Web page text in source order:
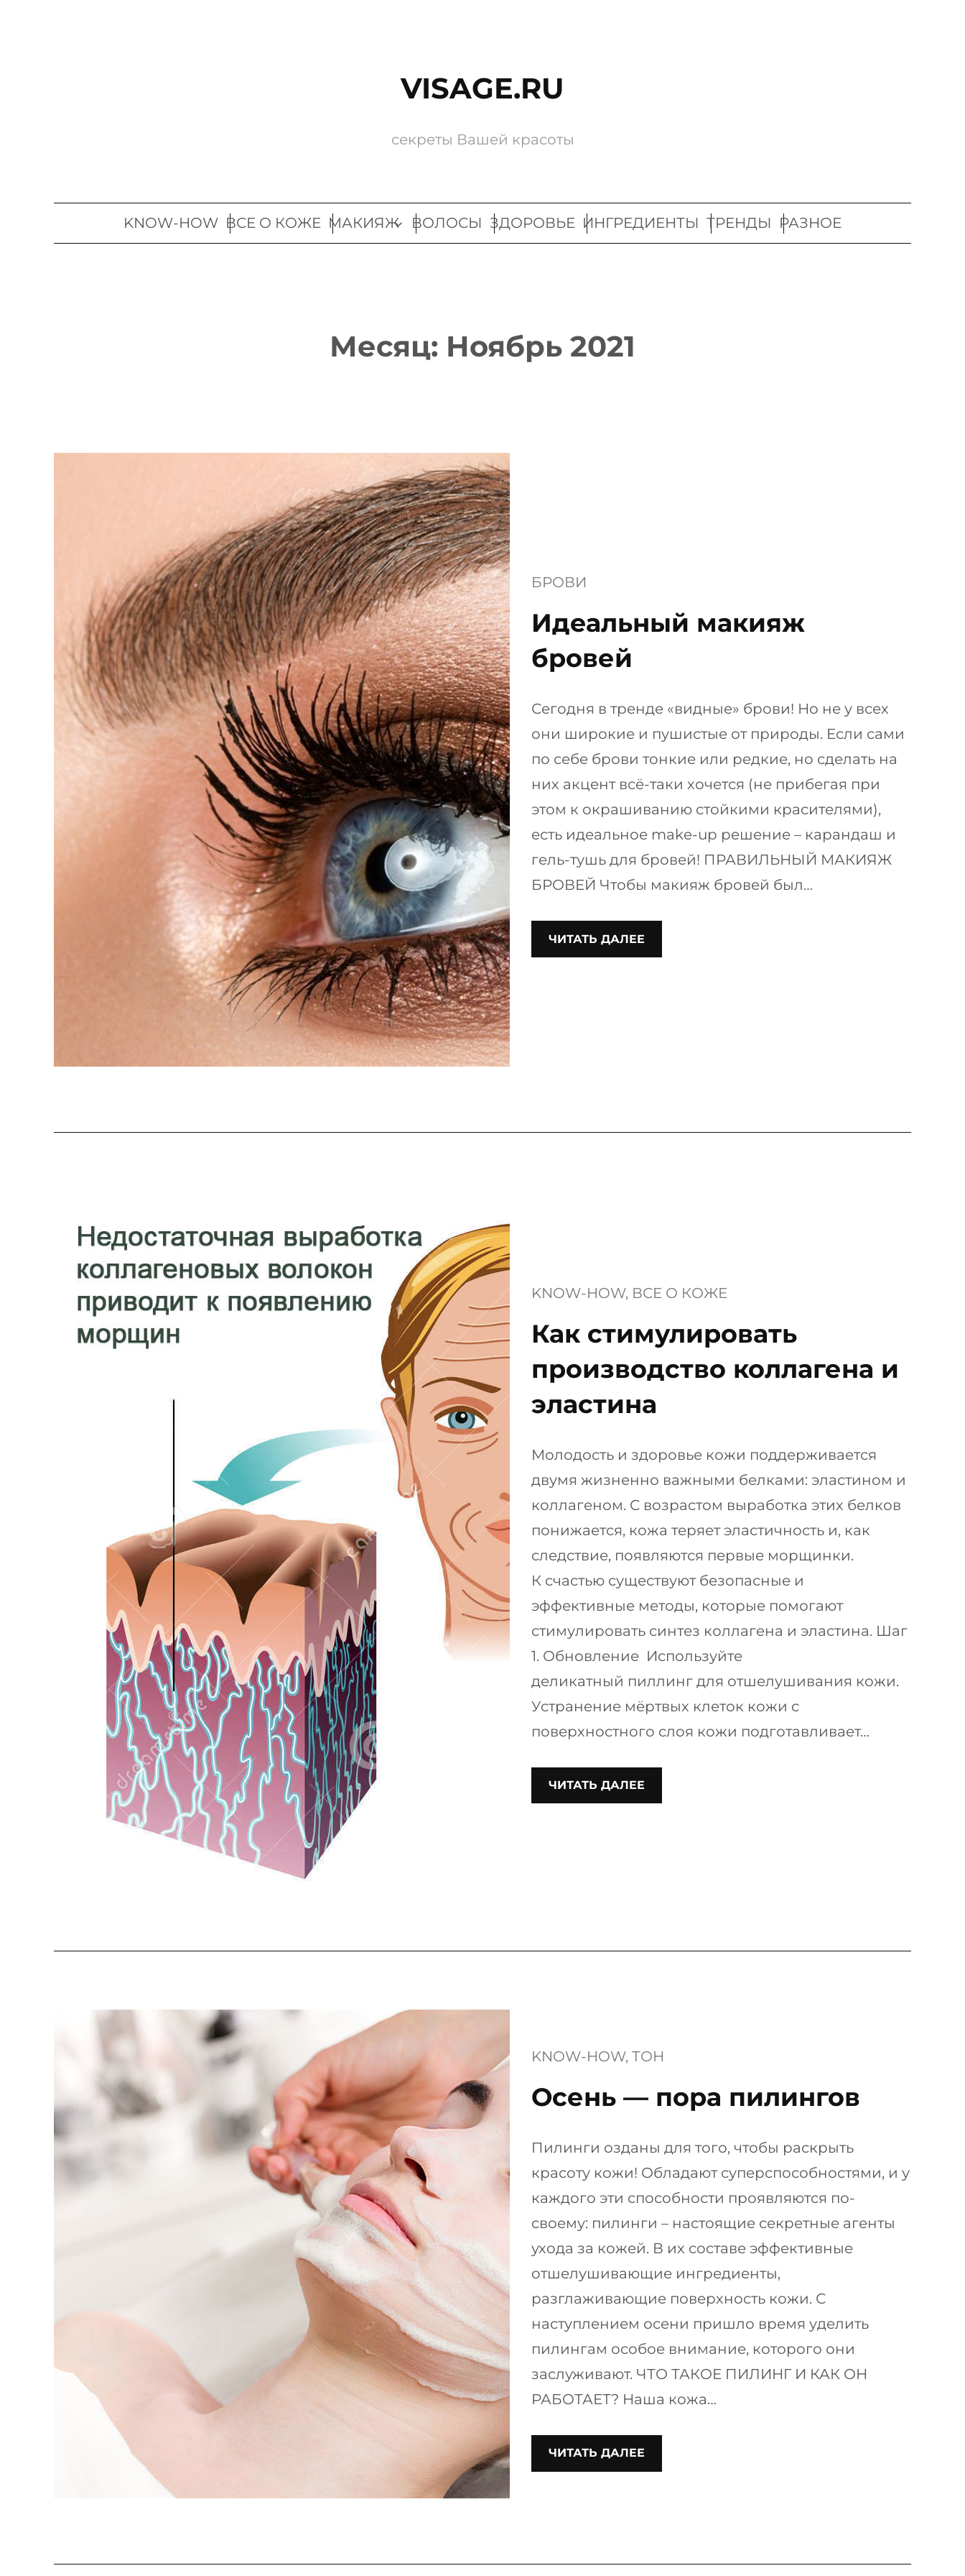
VISAGE.RU
секреты Вашей красоты
KNOW-HOW ВСЕ О КОЖЕ МАКИЯЖ ВОЛОСЫ ЗДОРОВЬЕ ИНГРЕДИЕНТЫ ТРЕНДЫ РАЗНОЕ
Месяц: Ноябрь 2021
БРОВИ
Идеальный макияж
бровей
Сегодня в тренде «видные» брови! Но не у всех
они широкие и пушистые от природы. Если сами
по себе брови тонкие или редкие, но сделать на
них акцент всё-таки хочется (не прибегая при
этом к окрашиванию стойкими красителями),
есть идеальное make-up решение – карандаш и
гель-тушь для бровей! ПРАВИЛЬНЫЙ МАКИЯЖ
БРОВЕЙ Чтобы макияж бровей был…
ЧИТАТЬ ДАЛЕЕ
KNOW-HOW, ВСЕ О КОЖЕ
Как стимулировать
производство коллагена и
эластина
Молодость и здоровье кожи поддерживается
двумя жизненно важными белками: эластином и
коллагеном. С возрастом выработка этих белков
понижается, кожа теряет эластичность и, как
следствие, появляются первые морщинки.
К счастью существуют безопасные и
эффективные методы, которые помогают
стимулировать синтез коллагена и эластина. Шаг
1. Обновление Используйте
деликатный пиллинг для отшелушивания кожи.
Устранение мёртвых клеток кожи c
поверхностного слоя кожи подготавливает…
ЧИТАТЬ ДАЛЕЕ
KNOW-HOW, ТОН
Осень — пора пилингов
Пилинги озданы для того, чтобы раскрыть
красоту кожи! Обладают суперспособностями, и у
каждого эти способности проявляются по-
своему: пилинги – настоящие секретные агенты
ухода за кожей. В их составе эффективные
отшелушивающие ингредиенты,
разглаживающие поверхность кожи. С
наступлением осени пришло время уделить
пилингам особое внимание, которого они
заслуживают. ЧТО ТАКОЕ ПИЛИНГ И КАК ОН
РАБОТАЕТ? Наша кожа…
ЧИТАТЬ ДАЛЕЕ